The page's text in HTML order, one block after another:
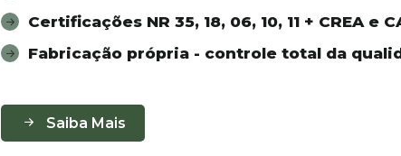
Certificações NR 35, 18, 06, 10, 11 + CREA e
Fabricação própria - controle total da
Saiba Mais